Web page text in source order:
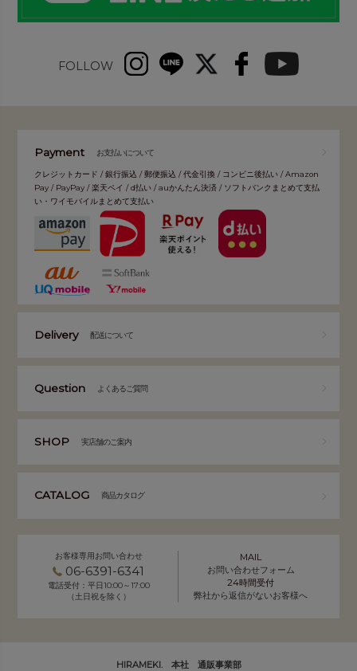
FOLLOW
Payment お支払いについて
クレジットカード / 銀行振込 / 郵便振込 / 代金引換 / コンビニ後払い / Amazon
Pay / PayPay / 楽天ペイ / d払い / auかんたん決済 / ソフトバンクまとめて支払
い・ワイモバイルまとめて支払い
Delivery 配送について
Question よくあるご質問
SHOP 実店舗のご案内
CATALOG 商品カタログ
お客様専用お問い合わせ
06-6391-6341
電話受付：平日10:00～17:00
（土日祝を除く）
MAIL
お問い合わせフォーム
24時間受付
弊社から返信がないお客様へ
HIRAMEKI. 本社 通販事業部